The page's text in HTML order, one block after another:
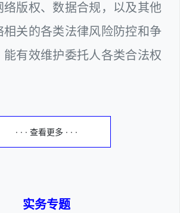
络版权、数据合规，以及其他
相关的各类法律风险防控和争
能有效维护委托人各类合法权
· · · 查看更多 · · ·
实务专题